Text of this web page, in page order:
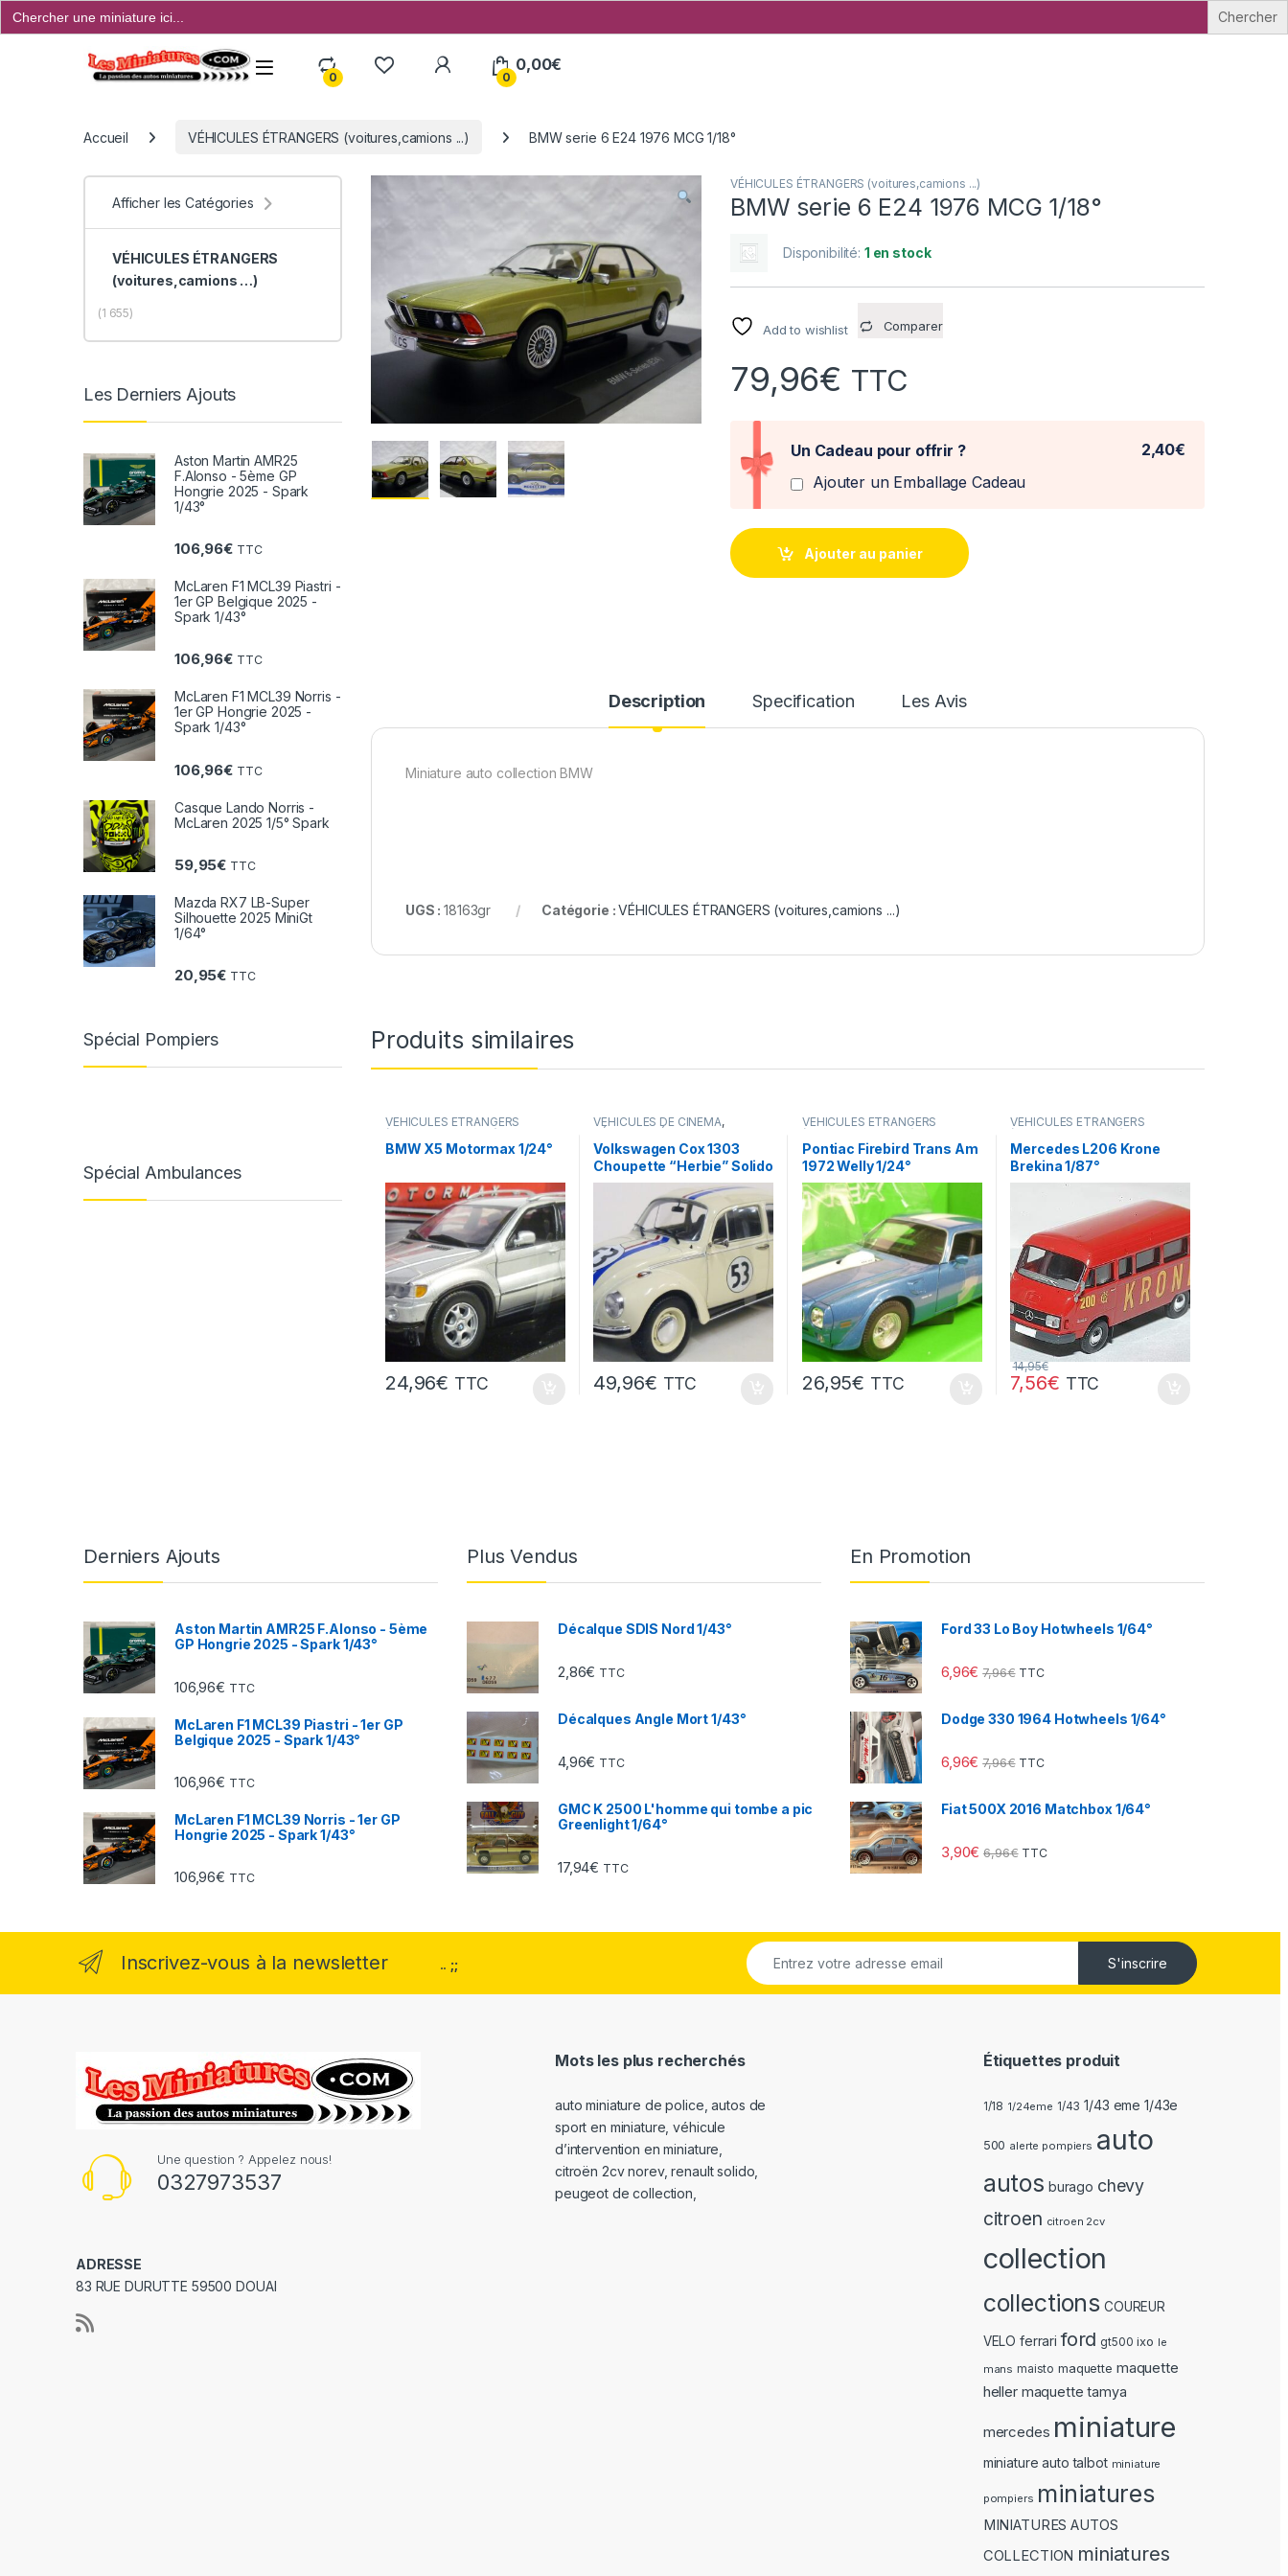
Search
for:
Open
0
My Account
0
0,00€
Accueil VÉHICULES ÉTRANGERS (voitures,camions ...) BMW serie 6 E24 1976 MCG 1/18°
VÉHICULES ÉTRANGERS (voitures,camions ...)
BMW serie 6 E24 1976 MCG 1/18°
Disponibilité: 1 en stock
Add to wishlist Comparer
79,96€ TTC
Un Cadeau pour offrir ?
Ajouter un Emballage Cadeau
2,40€
Ajouter au panier
Description Specification Les Avis
Miniature auto collection BMW
UGS :18163gr Catégorie :VÉHICULES ÉTRANGERS (voitures,camions ...)
Produits similaires
VÉHICULES ÉTRANGERS
(voitures,camions ...)
BMW X5 Motormax 1/24°
24,96€ TTC
VÉHICULES DE CINEMA,
(voitures,camions ...)
Volkswagen Cox 1303
Choupette “Herbie” Solido
1/18°
49,96€ TTC
VÉHICULES ÉTRANGERS
(voitures,camions ...)
Pontiac Firebird Trans Am
1972 Welly 1/24°
26,95€ TTC
VÉHICULES ÉTRANGERS
(voitures,camions ...)
Mercedes L206 Krone
Brekina 1/87°
7,56€
14,95€
TTC
Afficher les Catégories
VÉHICULES ÉTRANGERS
(voitures,camions …)
(1 655)
Les Derniers Ajouts
Aston Martin AMR25
F.Alonso - 5ème GP
Hongrie 2025 - Spark
1/43°
106,96€ TTC
McLaren F1 MCL39 Piastri -
1er GP Belgique 2025 -
Spark 1/43°
106,96€ TTC
McLaren F1 MCL39 Norris -
1er GP Hongrie 2025 -
Spark 1/43°
106,96€ TTC
Casque Lando Norris -
McLaren 2025 1/5° Spark
59,95€ TTC
Mazda RX7 LB-Super
Silhouette 2025 MiniGt
1/64°
20,95€ TTC
Spécial Pompiers
Spécial Ambulances
Derniers Ajouts
Aston Martin AMR25 F.Alonso - 5ème
GP Hongrie 2025 - Spark 1/43°
106,96€ TTC
McLaren F1 MCL39 Piastri - 1er GP
Belgique 2025 - Spark 1/43°
106,96€ TTC
McLaren F1 MCL39 Norris - 1er GP
Hongrie 2025 - Spark 1/43°
106,96€ TTC
Plus Vendus
Décalque SDIS Nord 1/43°
2,86€ TTC
Décalques Angle Mort 1/43°
4,96€ TTC
GMC K 2500 L'homme qui tombe a pic
Greenlight 1/64°
17,94€ TTC
En Promotion
Ford 33 Lo Boy Hotwheels 1/64°
6,96€ 7,96€ TTC
Dodge 330 1964 Hotwheels 1/64°
6,96€ 7,96€ TTC
Fiat 500X 2016 Matchbox 1/64°
3,90€ 6,96€ TTC
Inscrivez-vous à la newsletter .. ;; S'inscrire
Une question ? Appelez nous!
0327973537
ADRESSE
83 RUE DURUTTE 59500 DOUAI
Mots les plus recherchés
auto miniature de police ,autos de
sport en miniature ,véhicule
d’intervention en miniature
citroën 2cv norev,renault solido
peugeot de collection
Étiquettes produit
1/18 1/24eme 1/43 1/43 eme 1/43e
500 alerte pompiers auto
autos burago chevy
citroen citroen 2cv
collection
collections COUREUR
VELO ferrari ford gt500 ixo le
mans maisto maquette maquette
heller maquette tamya
mercedes miniature
miniature auto talbot miniature
pompiers miniatures
MINIATURES AUTOS
COLLECTION miniatures